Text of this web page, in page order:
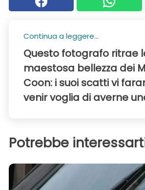
Continua a leggere...
Questo fotografo ritrae
maestosa bellezza dei
Coon: i suoi scatti vi
venir voglia di averne
Potrebbe